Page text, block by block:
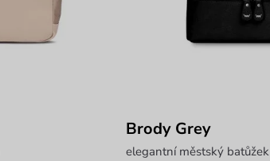
Brody Grey
elegantní městský batůžek